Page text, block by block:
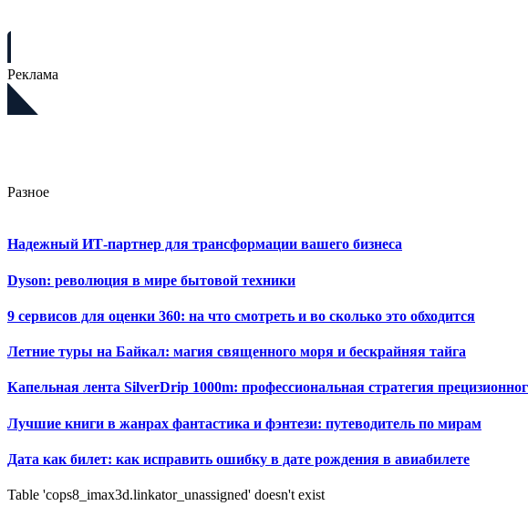
Реклама
Разное
Надежный ИТ-партнер для трансформации вашего бизнеса
Dyson: революция в мире бытовой техники
9 сервисов для оценки 360: на что смотреть и во сколько это обходится
Летние туры на Байкал: магия священного моря и бескрайняя тайга
Капельная лента SilverDrip 1000m: профессиональная стратегия
Лучшие книги в жанрах фантастика и фэнтези: путеводитель по мирам
Дата как билет: как исправить ошибку в дате рождения в авиабилете
Table 'cops8_imax3d.linkator_unassigned' doesn't exist